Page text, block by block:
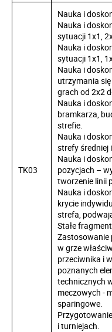
TK03
Nauka i
Nauka i
sytuacji 1x1,
Nauka i
sytuacji 1x1,
Nauka i
utrzymania się
grach od 2x2
Nauka i
bramkarza,
strefie.
Nauka i
strefy średniej
Nauka i
pozycjach –
tworzenie linii
Nauka i
krycie
strefa,
Stałe
Zastosowanie
w grze
przeciwnika i
poznanych
technicznych
meczowych -
sparingowe.
i turniejach.